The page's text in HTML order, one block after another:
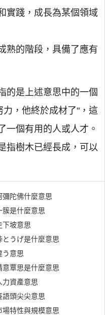
實踐，成長為某個領域
熟的階段，具備了應有
的是上述意思中的一個
，他終於成材了"，這
一個有用的人或人才。
指樹木已經長成，可以
意思
彌陀佛什麼意思
簇是什麼意思
下坡意思
とうげ是什麼意思
う意思
意覃思是什麼意思
力資產意思
語頭尖尖意思
場特性與規模意思